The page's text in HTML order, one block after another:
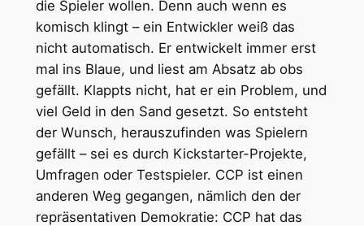
die Spieler wollen. Denn auch wenn es
komisch klingt – ein Entwickler weiß das
nicht automatisch. Er entwickelt immer erst
mal ins Blaue, und liest am Absatz ab obs
gefällt. Klappts nicht, hat er ein Problem, und
viel Geld in den Sand gesetzt. So entsteht
der Wunsch, herauszufinden was Spielern
gefällt – sei es durch Kickstarter-Projekte,
Umfragen oder Testspieler. CCP ist einen
anderen Weg gegangen, nämlich den der
repräsentativen Demokratie: CCP hat das